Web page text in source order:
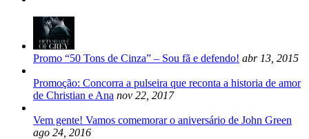
Promo “50 Tons de Cinza” – Sou fã e defendo! abr 13, 2015
Promoção: Concorra a pulseira que reconta a historia de amor
de Christian e Ana nov 22, 2017
Vem gente! Vamos comemorar o aniversário de John Green
ago 24, 2016